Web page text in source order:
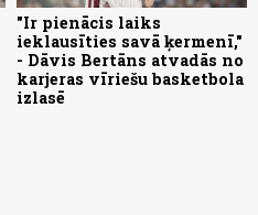
"Ir pienācis laiks
ieklausīties savā ķermenī,"
- Dāvis Bertāns atvadās no
karjeras vīriešu basketbola
izlasē